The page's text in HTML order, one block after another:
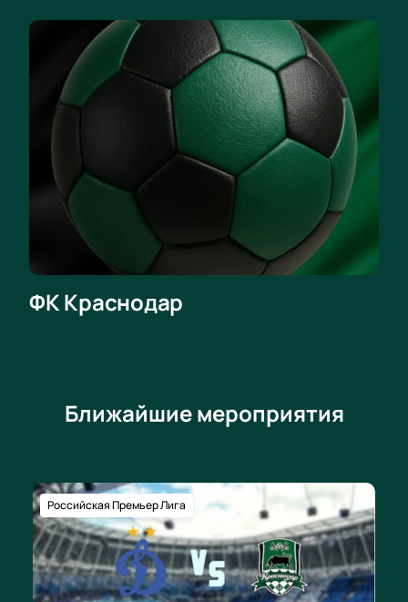
ФК Краснодар
Ближайшие мероприятия
Российская Премьер Лига